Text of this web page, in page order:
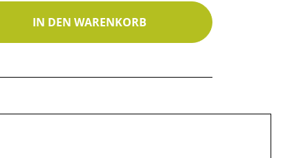
gewünschten Wert ein oder
IN DEN WARENKORB